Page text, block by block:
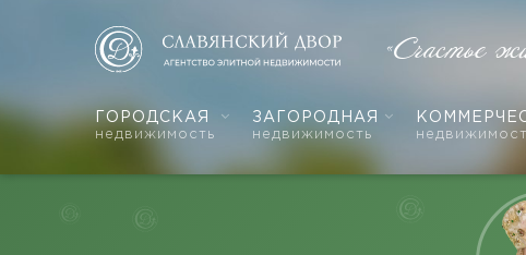
ГОРОДСКАЯ
недвижимость
ЗАГОРОДНАЯ
недвижимость
«Счастье